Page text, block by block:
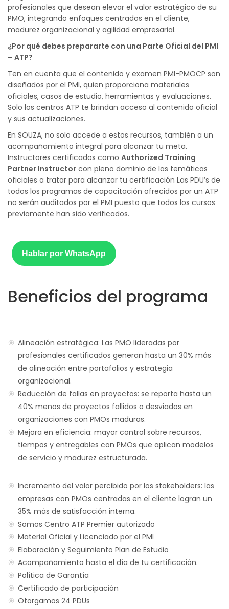
profesionales que desean elevar el valor estratégico de su
PMO, integrando enfoques centrados en el cliente,
madurez organizacional y agilidad empresarial.
¿Por qué debes prepararte con una Parte Oficial del PMI
– ATP?
Ten en cuenta que el contenido y examen PMI-PMOCP son
diseñados por el PMI, quien proporciona materiales
oficiales, casos de estudio, herramientas y evaluaciones.
Solo los centros ATP te brindan acceso al contenido oficial
y sus actualizaciones.
En SOUZA, no solo accede a estos recursos, también a un
acompañamiento integral para alcanzar tu meta.
Instructores certificados como Authorized Training
Partner Instructor con pleno dominio de las temáticas
oficiales a tratar para alcanzar tu certificación Las PDU’s de
todos los programas de capacitación ofrecidos por un ATP
no serán auditados por el PMI puesto que todos los cursos
previamente han sido verificados.
Hablar por WhatsApp
Beneficios del programa
Alineación estratégica: Las PMO lideradas por
profesionales certificados generan hasta un 30% más
de alineación entre portafolios y estrategia
organizacional.
Reducción de fallas en proyectos: se reporta hasta un
40% menos de proyectos fallidos o desviados en
organizaciones con PMOs maduras.
Mejora en eficiencia: mayor control sobre recursos,
tiempos y entregables con PMOs que aplican modelos
de servicio y madurez estructurada.
Incremento del valor percibido por los stakeholders: las
empresas con PMOs centradas en el cliente logran un
35% más de satisfacción interna.
Somos Centro ATP Premier autorizado
Material Oficial y Licenciado por el PMI
Elaboración y Seguimiento Plan de Estudio
Acompañamiento hasta el día de tu certificación.
Política de Garantía
Certificado de participación
Otorgamos 24 PDUs